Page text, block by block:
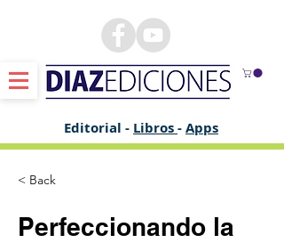
Editorial - Libros-Apps
< Back
Perfeccionando la